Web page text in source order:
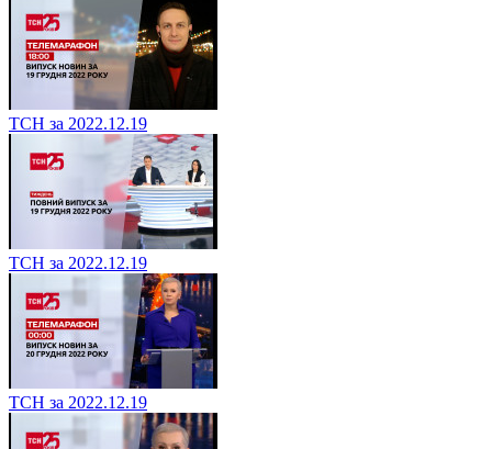
ТСН за 2022.12.19
ТСН за 2022.12.19
ТСН за 2022.12.19